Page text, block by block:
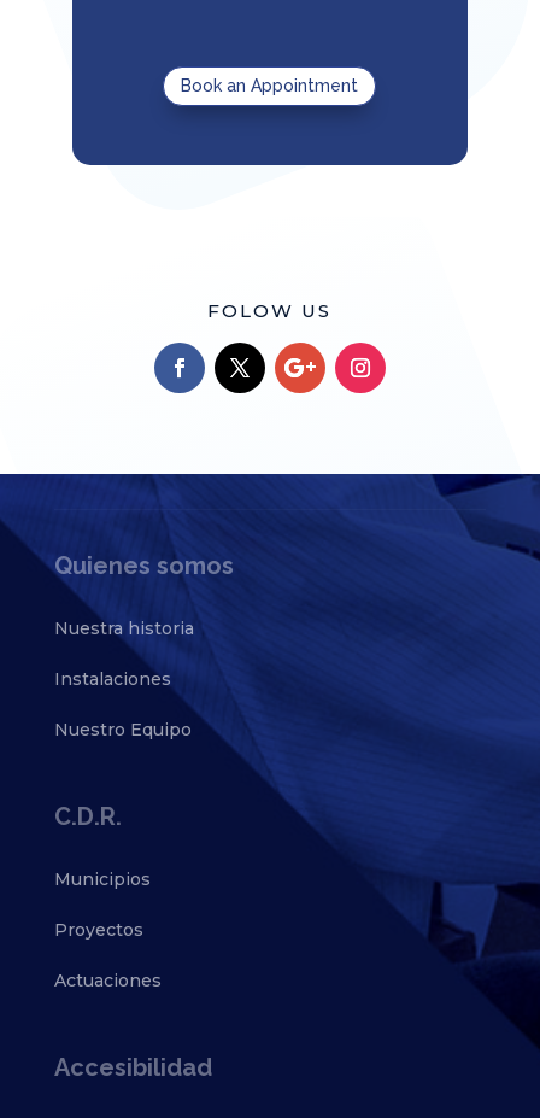
Book an Appointment
FOLOW US
Contáctanos
info@valdecea.org
Quienes somos
Nuestra historia
Instalaciones
Nuestro Equipo
C.D.R.
Municipios
Proyectos
Actuaciones
Accesibilidad